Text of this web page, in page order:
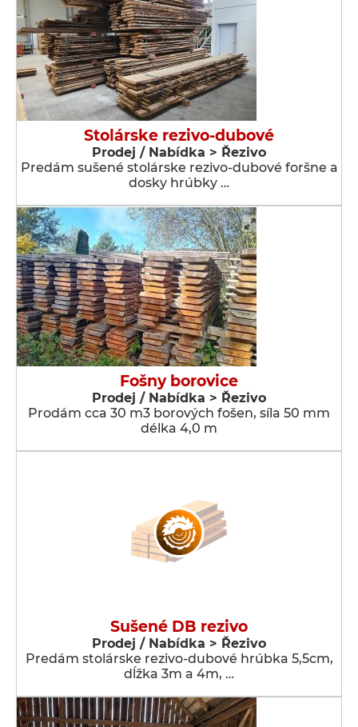
Stolárske rezivo-dubové
Prodej / Nabídka > Řezivo
Predám sušené stolárske rezivo-dubové foršne a
dosky hrúbky …
Fošny borovice
Prodej / Nabídka > Řezivo
Prodám cca 30 m3 borových fošen, síla 50 mm
délka 4,0 m
Sušené DB rezivo
Prodej / Nabídka > Řezivo
Predám stolárske rezivo-dubové hrúbka 5,5cm,
dĺžka 3m a 4m, …